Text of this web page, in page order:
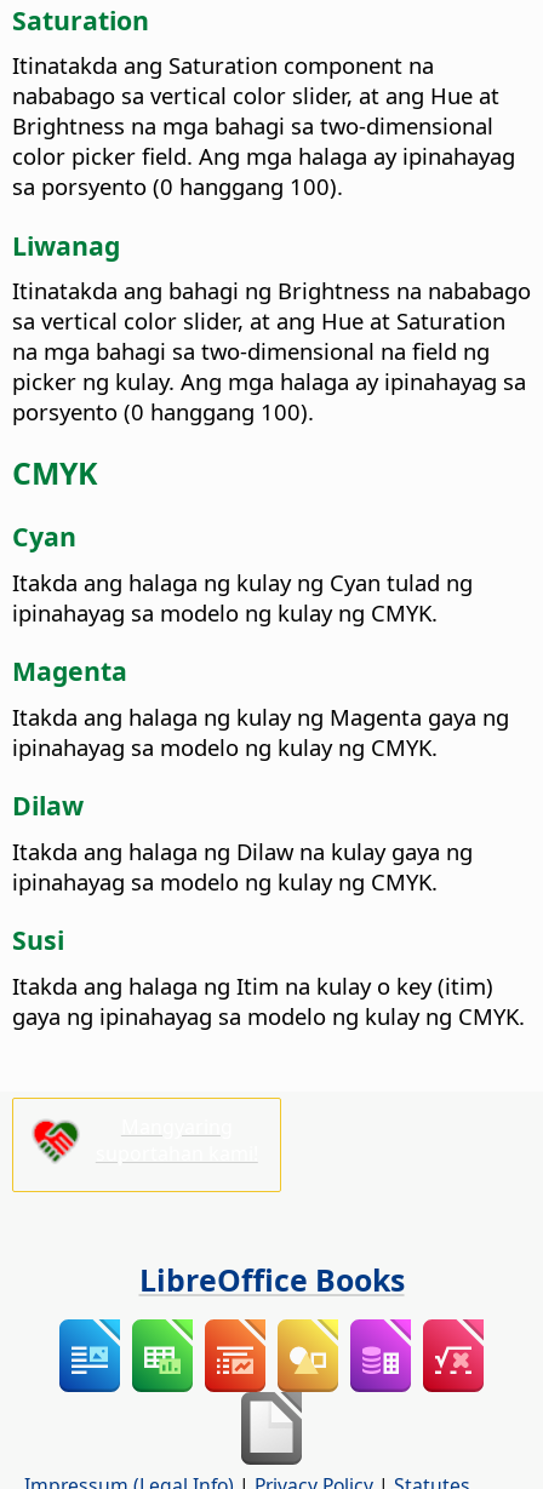
Saturation
Itinatakda ang Saturation component na
nababago sa vertical color slider, at ang Hue at
Brightness na mga bahagi sa two-dimensional
color picker field. Ang mga halaga ay ipinahayag
sa porsyento (0 hanggang 100).
Liwanag
Itinatakda ang bahagi ng Brightness na nababago
sa vertical color slider, at ang Hue at Saturation
na mga bahagi sa two-dimensional na field ng
picker ng kulay. Ang mga halaga ay ipinahayag sa
porsyento (0 hanggang 100).
CMYK
Cyan
Itakda ang halaga ng kulay ng Cyan tulad ng
ipinahayag sa modelo ng kulay ng CMYK.
Magenta
Itakda ang halaga ng kulay ng Magenta gaya ng
ipinahayag sa modelo ng kulay ng CMYK.
Dilaw
Itakda ang halaga ng Dilaw na kulay gaya ng
ipinahayag sa modelo ng kulay ng CMYK.
Susi
Itakda ang halaga ng Itim na kulay o key (itim)
gaya ng ipinahayag sa modelo ng kulay ng CMYK.
LibreOffice Books